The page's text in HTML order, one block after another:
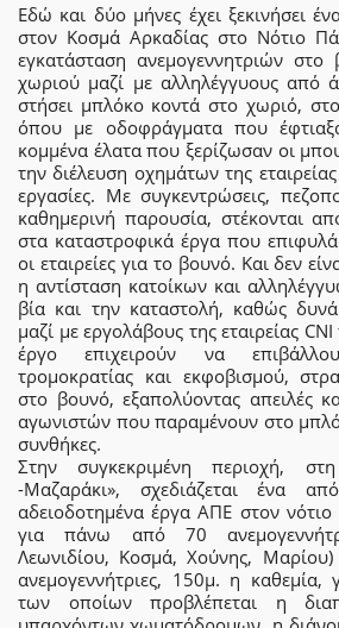
Εδώ και δύο μήνες έχει ξεκινήσει
στον Κοσμά Αρκαδίας στο Νότιο
εγκατάσταση ανεμογεννητριών στο
χωριού μαζί με αλληλέγγυους από
στήσει μπλόκο κοντά στο χωριό,
όπου με οδοφράγματα που
κομμένα έλατα που ξερίζωσαν οι
την διέλευση οχημάτων της
εργασίες. Με συγκεντρώσεις,
καθημερινή παρουσία, στέκονται
στα καταστροφικά έργα που
οι εταιρείες για το βουνό. Και δεν
η αντίσταση κατοίκων και
βία και την καταστολή, καθώς
μαζί με εργολάβους της εταιρείας
έργο επιχειρούν να
τρομοκρατίας και εκφοβισμού,
στο βουνό, εξαπολύοντας απειλές
αγωνιστών που παραμένουν στο
συνθήκες.
Στην συγκεκριμένη περιοχή,
-Μαζαράκι», σχεδιάζεται ένα
αδειοδοτημένα έργα ΑΠΕ στον
για πάνω από 70
Λεωνιδίου, Κοσμά, Χούνης, Μαρίου)
ανεμογεννήτριες, 150μ. η καθεμία,
των οποίων προβλέπεται η